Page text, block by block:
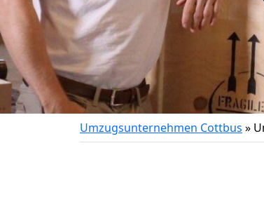
Umzugsunternehmen Cottbus »